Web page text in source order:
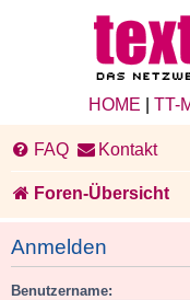
HOME TT-
FAQ Kontakt
Foren-Übersicht
Anmelden
Benutzername: